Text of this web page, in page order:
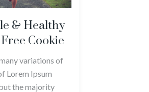
& Healthy
Cookie
variations of
Lorem Ipsum
the majority